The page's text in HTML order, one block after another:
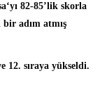
‘yı 82-85’lik skorla
adım atmış
12. sıraya yükseldi.